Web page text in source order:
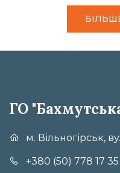
ГО
м. Вільногірськ,
+380 (50) 778 17 35